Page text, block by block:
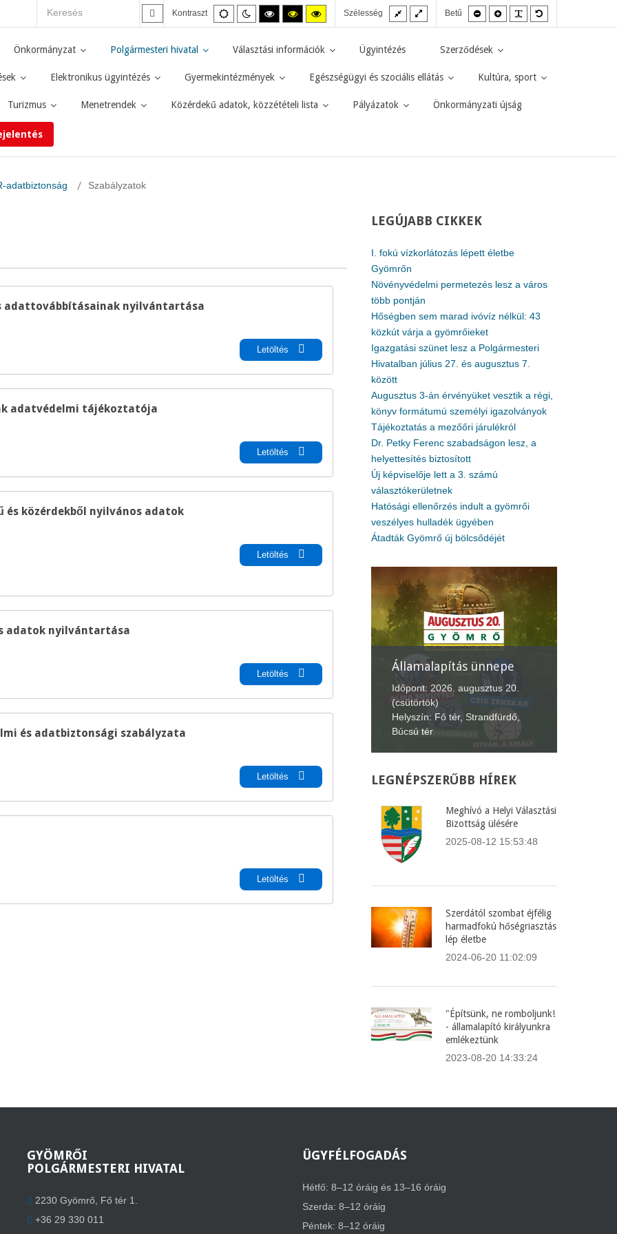
Kontraszt
Alapértelmezett
mód
Éjszakai
mód
Magas
kontraszt
mód.
Magas
kontraszt
mód.
Magas
kontraszt
mód.
Szélesség
Fix
elrendezés
Széles
elrendezés
Betű
Kisebb
betűméret
Nagyobb
betűméret
Önkormányzat Polgármesteri hivatal Választási információk Ügyintézés Szerződések
Elektronikus ügyintézés Gyermekintézmények Egészségügyi és szociális ellátás Kultúra, sport
Turizmus Menetrendek Közérdekű adatok, közzétételi lista Pályázatok Önkormányzati újság
adatbiztonság Szabályzatok
adattovábbításainak nyilvántartása
Letöltés
adatvédelmi tájékoztatója
Letöltés
közérdekből nyilvános adatok
Letöltés
adatok nyilvántartása
Letöltés
és adatbiztonsági szabályzata
Letöltés
Letöltés
LEGÚJABB CIKKEK
I. fokú vízkorlátozás lépett életbe
Gyömrőn
Növényvédelmi permetezés lesz a város
több pontján
Hőségben sem marad ivóvíz nélkül: 43
közkút várja a gyömrőieket
Igazgatási szünet lesz a Polgármesteri
Hivatalban július 27. és augusztus 7.
között
Augusztus 3-án érvényüket vesztik a régi,
könyv formátumú személyi igazolványok
Tájékoztatás a mezőőri járulékról
Dr. Petky Ferenc szabadságon lesz, a
helyettesítés biztosított
Új képviselője lett a 3. számú
választókerületnek
Hatósági ellenőrzés indult a gyömrői
veszélyes hulladék ügyében
Átadták Gyömrő új bölcsődéjét
Időpont: 2026. július 3-4.
Helyszín: Különböző
Államalapítás ünnepe
Időpont: 2026. augusztus 20.
(csütörtök)
Helyszín: Fő tér, Strandfürdő,
Búcsú tér
LEGNÉPSZERŰBB HÍREK
Meghívó a Helyi Választási
Bizottság ülésére
2025-08-12 15:53:48
Szerdától szombat éjfélig
harmadfokú hőségriasztás
lép életbe
2024-06-20 11:02:09
"Építsünk, ne romboljunk!
- államalapító királyunkra
emlékeztünk
2023-08-20 14:33:24
GYÖMRŐI
POLGÁRMESTERI HIVATAL
2230 Gyömrő, Fő tér 1.
+36 29 330 011
ÜGYFÉLFOGADÁS
Hétfő: 8–12 óráig és 13–16 óráig
Szerda: 8–12 óráig
Péntek: 8–12 óráig